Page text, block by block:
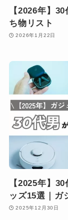
【2026年】
ち物リスト
2026年1月22日
【2025年】
ッズ15選｜ガ
2025年12月30日